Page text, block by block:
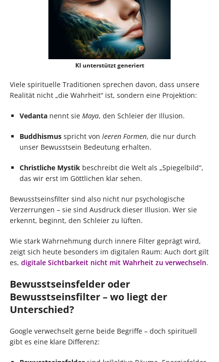
KI unterstützt generiert
Viele spirituelle Traditionen sprechen davon, dass unsere
Realität nicht „die Wahrheit“ ist, sondern eine Projektion:
Vedanta nennt sie Maya, den Schleier der Illusion.
Buddhismus spricht von leeren Formen, die nur durch
unser Bewusstsein Bedeutung erhalten.
Christliche Mystik beschreibt die Welt als „Spiegelbild“,
das wir erst im Göttlichen klar sehen.
Bewusstseinsfilter sind also nicht nur psychologische
Verzerrungen – sie sind Ausdruck dieser Illusion. Wer sie
erkennt, beginnt, den Schleier zu lüften.
Wie stark Wahrnehmung durch innere Filter geprägt wird,
zeigt sich heute besonders im digitalen Raum: Auch dort gilt
es, digitale Sichtbarkeit nicht mit Wahrheit zu verwechseln.
Bewusstseinsfelder oder
Bewusstseinsfilter – wo liegt der
Unterschied?
Google verwechselt gerne beide Begriffe – doch spirituell
gibt es eine klare Differenz: